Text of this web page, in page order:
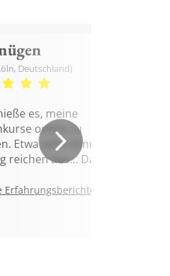
Deutschland)
es, meine
online zu
Etwa zehn Minuten
reichen aus... Danke!
Erfahrungsberichte.